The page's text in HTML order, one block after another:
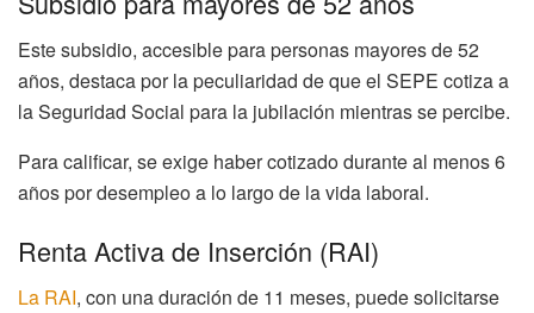
Este subsidio, accesible para personas mayores de 52
años, destaca por la peculiaridad de que el SEPE cotiza a
la Seguridad Social para la jubilación mientras se percibe.
Para calificar, se exige haber cotizado durante al menos 6
años por desempleo a lo largo de la vida laboral.
Renta Activa de Inserción (RAI)
La RAI, con una duración de 11 meses, puede solicitarse